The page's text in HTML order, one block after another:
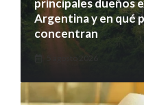
principales dueños
Argentina y en qué
concentran